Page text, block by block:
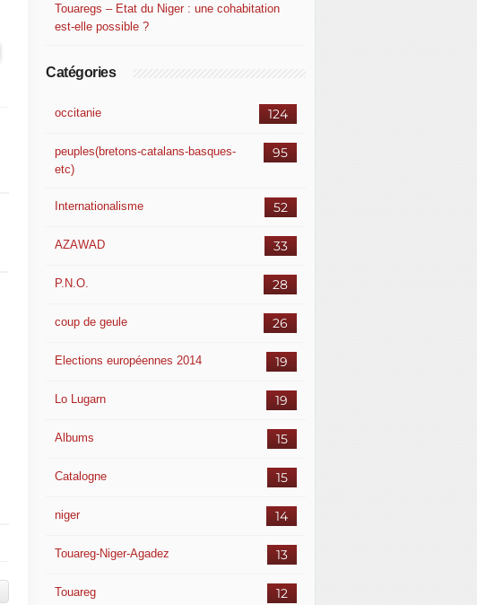
Touaregs – Etat du Niger : une cohabitation
est-elle possible ?
Catégories
124
occitanie
95
peuples(bretons-catalans-basques-
etc)
52
Internationalisme
33
AZAWAD
28
P.N.O.
26
coup de geule
19
Elections européennes 2014
19
Lo Lugarn
15
Albums
15
Catalogne
14
niger
13
Touareg-Niger-Agadez
12
Touareg